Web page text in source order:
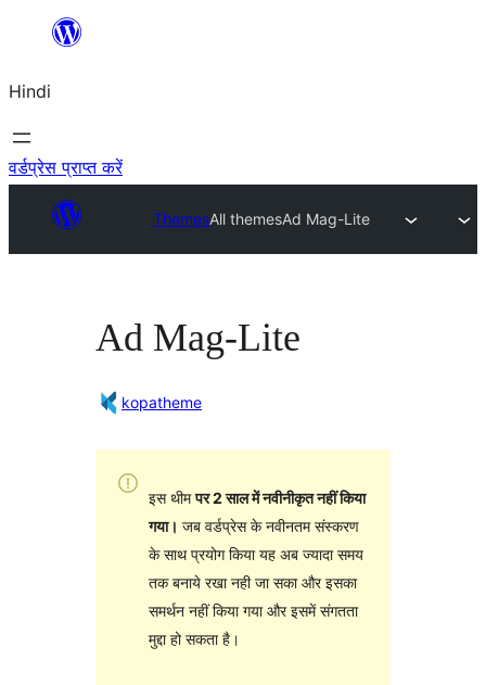
सामग्री
जाएं
Hindi
वर्डप्रेस प्राप्त करें
ThemesAll themesAd Mag-Lite
Ad Mag-Lite
kopatheme
इस थीमपर 2 साल में नवीनीकृत नहीं किया
गया। जब वर्डप्रेस के नवीनतम संस्करण
के साथ प्रयोग किया यह अब ज्यादा समय
तक बनाये रखा नही जा सका और इसका
समर्थन नहीं किया गया और इसमें संगतता
मुद्दा हो सकता है।